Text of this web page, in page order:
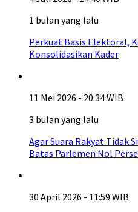
1 bulan yang lalu
Perkuat Basis Elektoral,
Konsolidasikan Kader
11 Mei 2026 - 20:34 WIB
3 bulan yang lalu
Agar Suara Rakyat Tidak
Batas Parlemen Nol
30 April 2026 - 11:59 WIB